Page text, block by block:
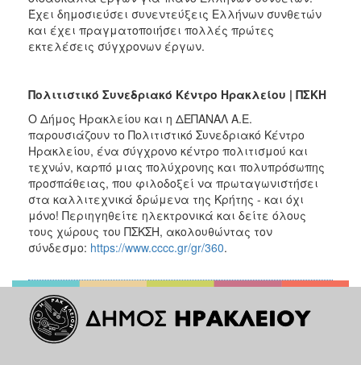
Έχει δημοσιεύσει συνεντεύξεις Ελλήνων συνθετών
και έχει πραγματοποιήσει πολλές πρώτες
εκτελέσεις σύγχρονων έργων.
Πολιτιστικό Συνεδριακό Κέντρο Ηρακλείου | ΠΣΚΗ
Ο Δήμος Ηρακλείου και η ΔΕΠΑΝΑΛ Α.Ε.
παρουσιάζουν το Πολιτιστικό Συνεδριακό Κέντρο
Ηρακλείου, ένα σύγχρονο κέντρο πολιτισμού και
τεχνών, καρπό μιας πολύχρονης και πολυπρόσωπης
προσπάθειας, που φιλοδοξεί να πρωταγωνιστήσει
στα καλλιτεχνικά δρώμενα της Κρήτης - και όχι
μόνο! Περιηγηθείτε ηλεκτρονικά και δείτε όλους
τους χώρους του ΠΣΚΣΗ, ακολουθώντας τον
σύνδεσμο: https://www.cccc.gr/gr/360.